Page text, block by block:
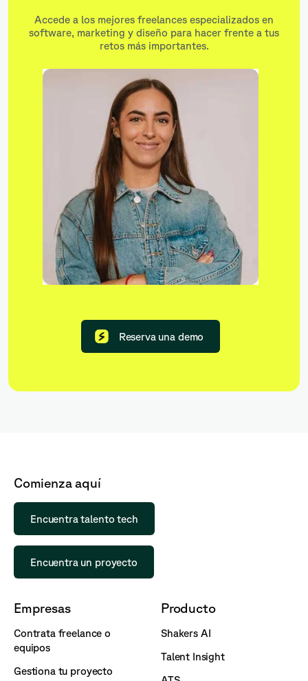
Accede a los mejores freelances especializados en
software, marketing y diseño para hacer frente a tus
retos más importantes.
Reserva una demo
Comienza aquí
Encuentra talento tech
Encuentra un proyecto
Empresas
Contrata freelance o
equipos
Gestiona tu proyecto
Producto
Shakers AI
Talent Insight